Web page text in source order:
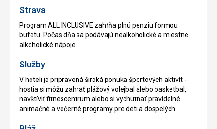
Strava
Program ALL INCLUSIVE zahŕňa plnú penziu formou
bufetu. Počas dňa sa podávajú nealkoholické a miestne
alkoholické nápoje.
Služby
V hoteli je pripravená široká ponuka športových aktivít -
hostia si môžu zahrať plážový volejbal alebo basketbal,
navštíviť fitnescentrum alebo si vychutnať pravidelné
animačné a večerné programy pre deti a dospelých.